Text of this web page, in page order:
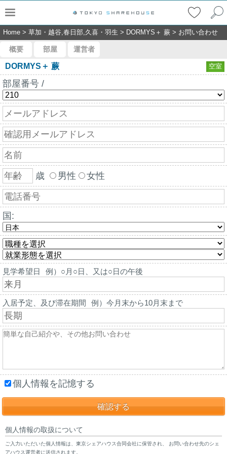
Home > 草加・越谷,春日部,久喜・羽生 > DORMYS＋ 蕨 > お問い合わせ
概要 部屋 運営者
DORMYS＋ 蕨 空室
部屋番号 /
歳 男性 女性
国:
見学希望日 例）○月○日、又は○日の午後
入居予定、及び滞在期間 例）今月末から10月末まで
個人情報を記憶する
個人情報の取扱について
ご入力いただいた個人情報は、東京シェアハウス合同会社に保管され、 お問い合わせ先のシェ
アハウス運営者に送信されます。